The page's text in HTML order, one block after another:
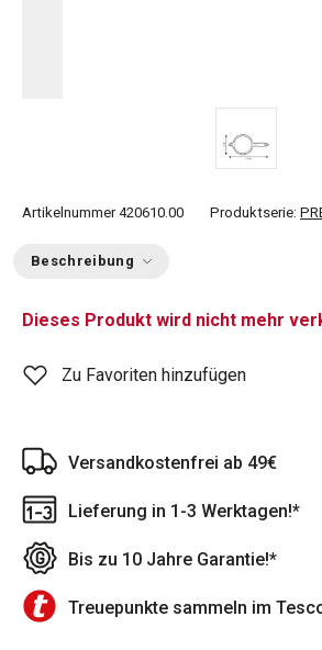
Artikelnummer 420610.00 Produktserie:
Beschreibung
Dieses Produkt wird nicht mehr
Zu Favoriten hinzufügen
Versandkostenfrei ab 49€
Lieferung in 1-3 Werktagen!*
Bis zu 10 Jahre Garantie!*
Treuepunkte sammeln im